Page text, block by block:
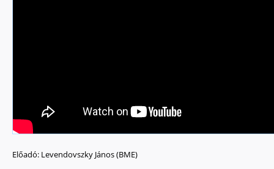
Előadó: Levendovszky János (BME)